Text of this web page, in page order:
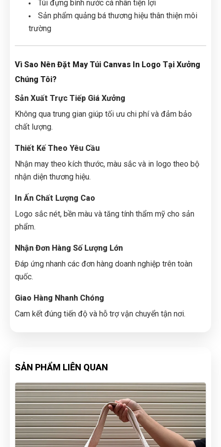
Túi đựng bình nước cá nhân tiện lợi
Sản phẩm quảng bá thương hiệu thân thiện môi
trường
Vì Sao Nên Đặt May Túi Canvas In Logo Tại Xưởng
Chúng Tôi?
Sản Xuất Trực Tiếp Giá Xưởng
Không qua trung gian giúp tối ưu chi phí và đảm bảo
chất lượng.
Thiết Kế Theo Yêu Cầu
Nhận may theo kích thước, màu sắc và in logo theo bộ
nhận diện thương hiệu.
In Ấn Chất Lượng Cao
Logo sắc nét, bền màu và tăng tính thẩm mỹ cho sản
phẩm.
Nhận Đơn Hàng Số Lượng Lớn
Đáp ứng nhanh các đơn hàng doanh nghiệp trên toàn
quốc.
Giao Hàng Nhanh Chóng
Cam kết đúng tiến độ và hỗ trợ vận chuyển tận nơi.
SẢN PHẨM LIÊN QUAN